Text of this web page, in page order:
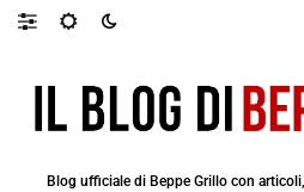
Blog ufficiale di Beppe Grillo con